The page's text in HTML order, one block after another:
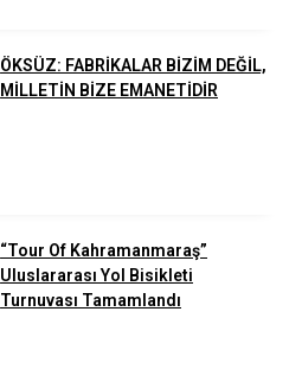
ÖKSÜZ: FABRİKALAR BİZİM DEĞİL,
MİLLETİN BİZE EMANETİDİR
“Tour Of Kahramanmaraş”
Uluslararası Yol Bisikleti
Turnuvası Tamamlandı